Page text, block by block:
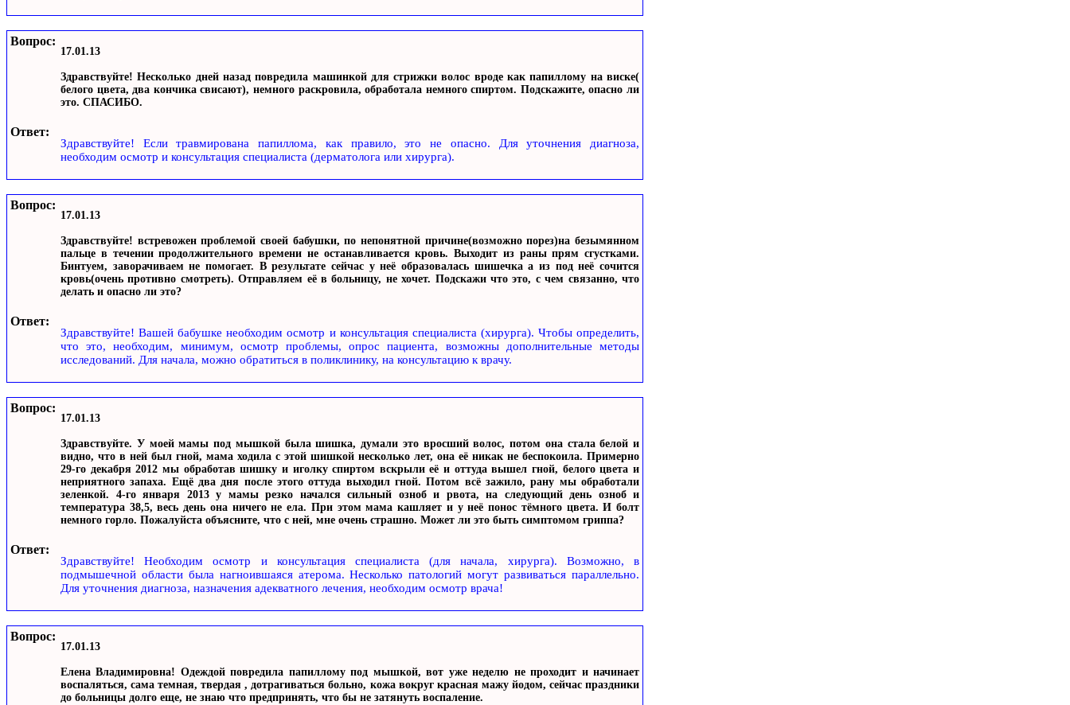
Вопрос:
17.01.13
Здравствуйте! Несколько дней назад повредила машинкой для стрижки волос вроде как папиллому на виске(
белого цвета, два кончика свисают), немного раскровила, обработала немного спиртом. Подскажите, опасно ли
это. СПАСИБО.
Ответ:
Здравствуйте! Если травмирована папиллома, как правило, это не опасно. Для уточнения диагноза,
необходим осмотр и консультация специалиста (дерматолога или хирурга).
Вопрос:
17.01.13
Здравствуйте! встревожен проблемой своей бабушки, по непонятной причине(возможно порез)на безымянном
пальце в течении продолжительного времени не останавливается кровь. Выходит из раны прям сгустками.
Бинтуем, заворачиваем не помогает. В результате сейчас у неё образовалась шишечка а из под неё сочится
кровь(очень противно смотреть). Отправляем её в больницу, не хочет. Подскажи что это, с чем связанно, что
делать и опасно ли это?
Ответ:
Здравствуйте! Вашей бабушке необходим осмотр и консультация специалиста (хирурга). Чтобы определить,
что это, необходим, минимум, осмотр проблемы, опрос пациента, возможны дополнительные методы
исследований. Для начала, можно обратиться в поликлинику, на консультацию к врачу.
Вопрос:
17.01.13
Здравствуйте. У моей мамы под мышкой была шишка, думали это вросший волос, потом она стала белой и
видно, что в ней был гной, мама ходила с этой шишкой несколько лет, она её никак не беспокоила. Примерно
29-го декабря 2012 мы обработав шишку и иголку спиртом вскрыли её и оттуда вышел гной, белого цвета и
неприятного запаха. Ещё два дня после этого оттуда выходил гной. Потом всё зажило, рану мы обработали
зеленкой. 4-го января 2013 у мамы резко начался сильный озноб и рвота, на следующий день озноб и
температура 38,5, весь день она ничего не ела. При этом мама кашляет и у неё понос тёмного цвета. И болт
немного горло. Пожалуйста объясните, что с ней, мне очень страшно. Может ли это быть симптомом гриппа?
Ответ:
Здравствуйте! Необходим осмотр и консультация специалиста (для начала, хирурга). Возможно, в
подмышечной области была нагноившаяся атерома. Несколько патологий могут развиваться параллельно.
Для уточнения диагноза, назначения адекватного лечения, необходим осмотр врача!
Вопрос:
17.01.13
Елена Владимировна! Одеждой повредила папиллому под мышкой, вот уже неделю не проходит и начинает
воспаляться, сама темная, твердая , дотрагиваться больно, кожа вокруг красная мажу йодом, сейчас праздники
до больницы долго еще, не знаю что предпринять, что бы не затянуть воспаление.